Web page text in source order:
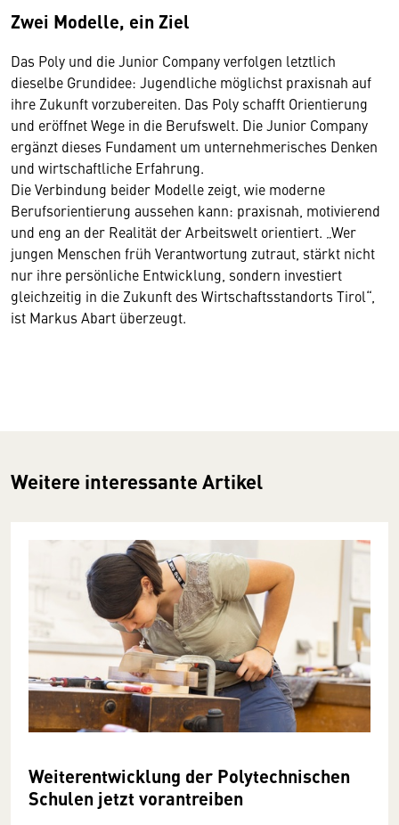
Zwei Modelle, ein Ziel
Das Poly und die Junior Company verfolgen letztlich
dieselbe Grundidee: Jugendliche möglichst praxisnah auf
ihre Zukunft vorzubereiten. Das Poly schafft Orientierung
und eröffnet Wege in die Berufswelt. Die Junior Company
ergänzt dieses Fundament um unternehmerisches Denken
und wirtschaftliche Erfahrung.
Die Verbindung beider Modelle zeigt, wie moderne
Berufsorientierung aussehen kann: praxisnah, motivierend
und eng an der Realität der Arbeitswelt orientiert. „Wer
jungen Menschen früh Verantwortung zutraut, stärkt nicht
nur ihre persönliche Entwicklung, sondern investiert
gleichzeitig in die Zukunft des Wirtschaftsstandorts Tirol“,
ist Markus Abart überzeugt.
Weitere interessante Artikel
Weiterentwicklung der Polytechnischen
Schulen jetzt vorantreiben